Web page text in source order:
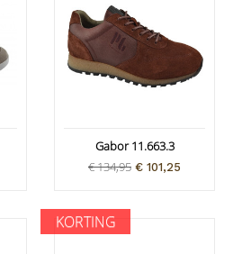
Gabor 11.663.3
€ 134,95 € 101,25
KORTING